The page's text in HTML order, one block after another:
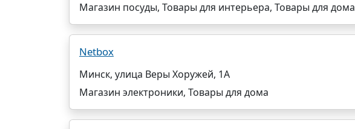
Магазин посуды, Товары для интерьера, Товары для дома
Netbox
Минск, улица Веры Хоружей, 1А
Магазин электроники, Товары для дома